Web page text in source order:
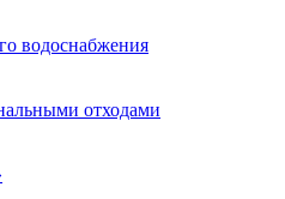
водоснабжения
отходами